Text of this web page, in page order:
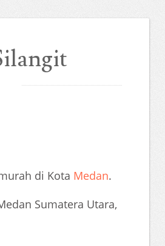
di Kota Medan.
Sumatera Utara,